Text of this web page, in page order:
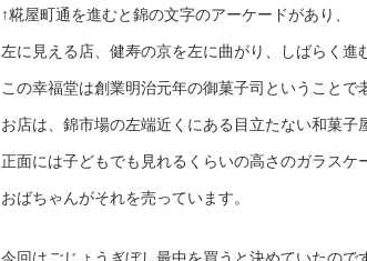
↑糀屋町通を進むと錦の文字のアーケードがあり、
左に見える店、健寿の京を左に曲がり、しばらく
この幸福堂は創業明治元年の御菓子司ということで
お店は、錦市場の左端近くにある目立たない和菓子
正面には子どもでも見れるくらいの高さのガラスケ
おばちゃんがそれを売っています。
今回はごじょうぎぼし最中を買うと決めていたので